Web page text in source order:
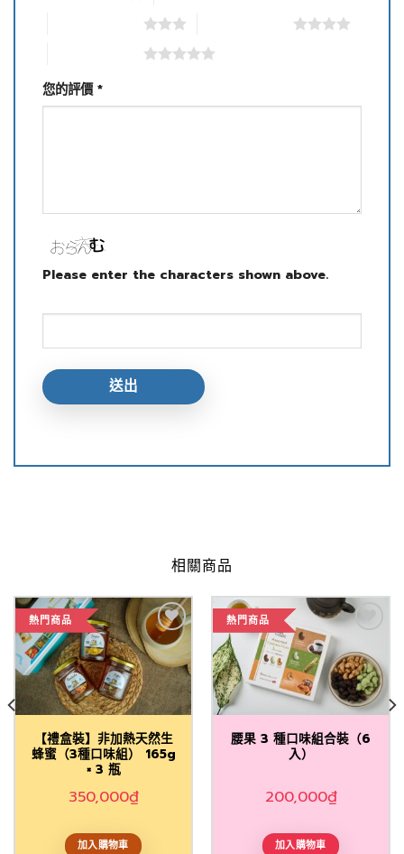
您的評價*
Please enter the characters shown above.
相關商品
熱門商品
Add to
Wishlist
【禮盒裝】非加熱天然生
蜂蜜（3種口味組） 165g
× 3 瓶
350,000₫
加入購物車
熱門商品
Add to
Wishlist
腰果 3 種口味組合裝（6
入）
200,000₫
加入購物車